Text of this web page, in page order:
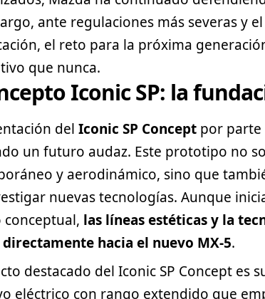
ante regulaciones más severas y
el reto para la próxima
que nunca.
Iconic SP: la
del Iconic SP Concept por parte
un futuro audaz. Este prototipo no
y aerodinámico, sino que
nuevas tecnologías. Aunque
conceptual, las líneas estéticas y la
hacia el nuevo MX-5.
destacado del Iconic SP Concept es
eléctrico con rango extendido que